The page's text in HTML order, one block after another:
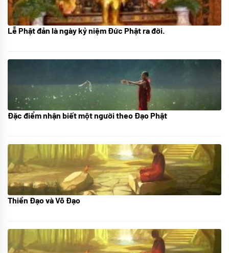
05/06/2024
Lễ Phật đản là ngày kỷ niệm Đức Phật ra đời.
01/06/2024
Đặc điểm nhận biết một người theo Đạo Phật
30/11/2022
Thiền Đạo và Võ Đạo